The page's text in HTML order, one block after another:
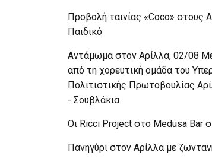
Προβολή ταινίας «Coco» στους
Παιδικό
Αντάμωμα στον Αρίλλα, 02/08
από τη χορευτική ομάδα του
Πολιτιστικής Πρωτοβουλίας
- Σουβλάκια
Οι Ricci Project στο Medusa Bar
Πανηγύρι στον Αρίλλα με